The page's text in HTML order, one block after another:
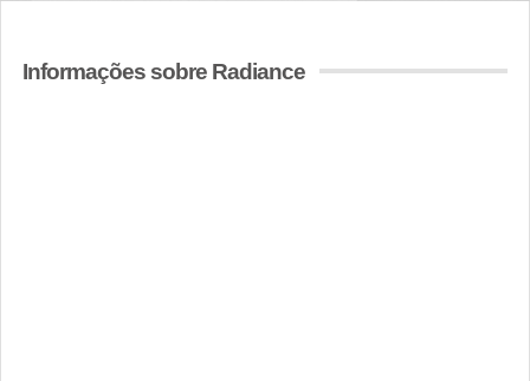
Informações sobre Radiance